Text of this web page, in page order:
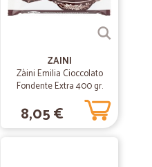
ZAINI
Zàini Emilia Cioccolato
Fondente Extra 400 gr.
8,05 €